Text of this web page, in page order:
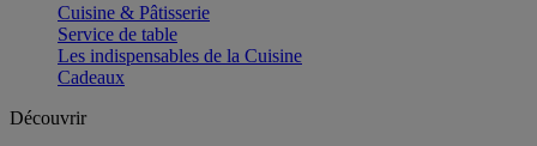
Cuisine & Pâtisserie
Service de table
Les indispensables de la Cuisine
Cadeaux
Découvrir